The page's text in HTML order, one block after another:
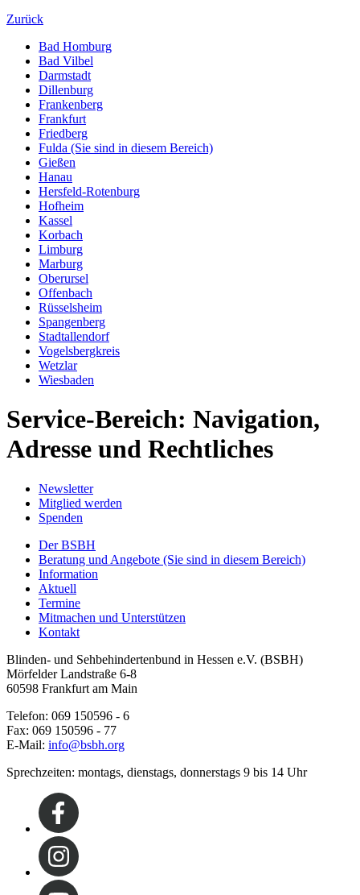
Zurück
Bad Homburg
Bad Vilbel
Darmstadt
Dillenburg
Frankenberg
Frankfurt
Friedberg
Fulda (Sie sind in diesem Bereich)
Gießen
Hanau
Hersfeld-Rotenburg
Hofheim
Kassel
Korbach
Limburg
Marburg
Oberursel
Offenbach
Rüsselsheim
Spangenberg
Stadtallendorf
Vogelsbergkreis
Wetzlar
Wiesbaden
Service-Bereich: Navigation,
Adresse und Rechtliches
Newsletter
Mitglied werden
Spenden
Der BSBH
Beratung und Angebote (Sie sind in diesem Bereich)
Information
Aktuell
Termine
Mitmachen und Unterstützen
Kontakt
Blinden- und Sehbehindertenbund in Hessen e.V. (BSBH)
Mörfelder Landstraße 6-8
60598 Frankfurt am Main
Telefon: 069 150596 - 6
Fax: 069 150596 - 77
E-Mail: info@bsbh.org
Sprechzeiten: montags, dienstags, donnerstags 9 bis 14 Uhr